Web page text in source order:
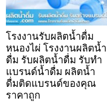
โรงงานรับผลิตน้ำดื่ม
หนองไผ่ โรงงานผลิตน้ำ
ดื่ม รับผลิตน้ำดื่ม รับทำ
แบรนด์น้ำดื่ม ผลิตน้ำ
ดื่มติดแบรนด์ของคุณ
ราคาถูก